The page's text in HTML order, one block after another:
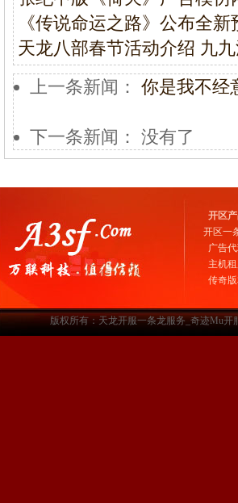
《传说命运之路》公布全
天龙八部春节活动介绍 九
上一条新闻： 你是我不经
下一条新闻： 没有了
开区
开区一
广告
主机租
传奇
版权所有：天龙开服一条龙服务_奇迹Mu开